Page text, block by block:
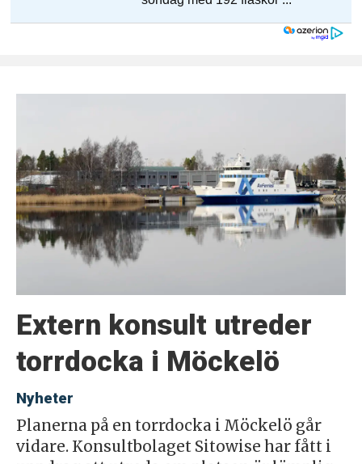
Extern konsult utreder
torrdocka i Möckelö
Nyheter
Planerna på en torrdocka i Möckelö går
vidare. Konsultbolaget Sitowise har fått i